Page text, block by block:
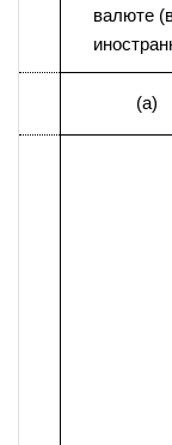
валюте
(a)